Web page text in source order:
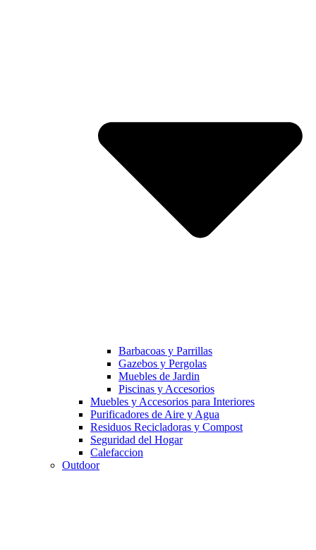
Barbacoas y Parrillas
Gazebos y Pergolas
Muebles de Jardin
Piscinas y Accesorios
Muebles y Accesorios para Interiores
Purificadores de Aire y Agua
Residuos Recicladoras y Compost
Seguridad del Hogar
Calefaccion
Outdoor